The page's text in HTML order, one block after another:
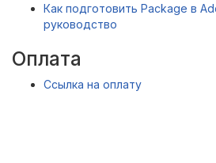
Как подготовить Package в
руководство
Оплата
Ссылка на оплату